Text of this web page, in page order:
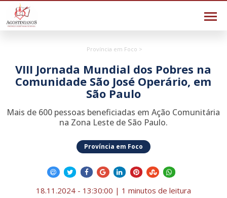
Província em Foco >
VIII Jornada Mundial dos Pobres na
Comunidade São José Operário, em
São Paulo
Mais de 600 pessoas beneficiadas em Ação Comunitária
na Zona Leste de São Paulo.
Província em Foco
18.11.2024 - 13:30:00 | 1 minutos de leitura